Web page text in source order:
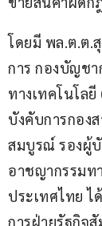
โดยมี พล.ต.ต.
การ กองบัญช
ทางเทคโนโล
บังคับการกอง
สมบูรณ์ รองผู้
อาชญากรรมท
ประเทศไทย
การฝ่ายรัฐกิจ